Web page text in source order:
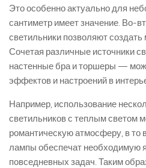
Это особенно актуально для
сантиметр имеет значение. Во-
светильники позволяют
Сочетая различные источники
настенные бра и торшеры —
эффектов и настроений в
Например, использование
светильников с теплым светом
романтическую атмосферу, в то
лампы обеспечат необходимую
повседневных задач. Таким